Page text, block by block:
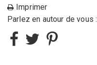
Imprimer
Parlez en autour de vous :